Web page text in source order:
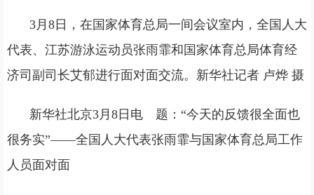
3月8日，在国家体育总局一间会议室内，全国人大
代表、江苏游泳运动员张雨霏和国家体育总局体育经
济司副司长艾郁进行面对面交流。新华社记者 卢烨 摄
新华社北京3月8日电 题：“今天的反馈很全面也
很务实”——全国人大代表张雨霏与国家体育总局工作
人员面对面